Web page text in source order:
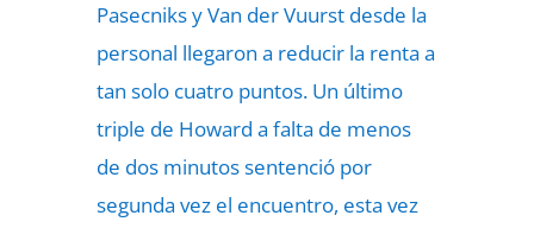
Pasecniks y Van der Vuurst desde la
personal llegaron a reducir la renta a
tan solo cuatro puntos. Un último
triple de Howard a falta de menos
de dos minutos sentenció por
segunda vez el encuentro, esta vez